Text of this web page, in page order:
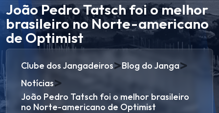
João Pedro Tatsch foi o melhor
brasileiro no Norte-americano
de Optimist
Clube dos Jangadeiros>Blog do Janga>
Notícias>
João Pedro Tatsch foi o melhor brasileiro
no Norte-americano de Optimist